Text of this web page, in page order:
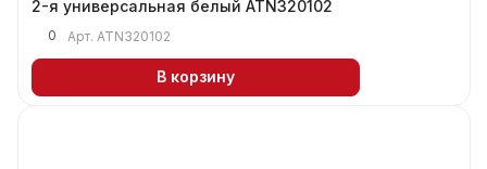
2-я универсальная белый ATN320102
0 Арт. ATN320102
В корзину